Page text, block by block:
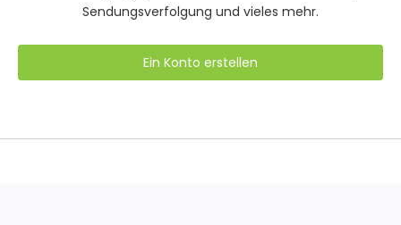
Sendungsverfolgung und vieles mehr.
Ein Konto erstellen